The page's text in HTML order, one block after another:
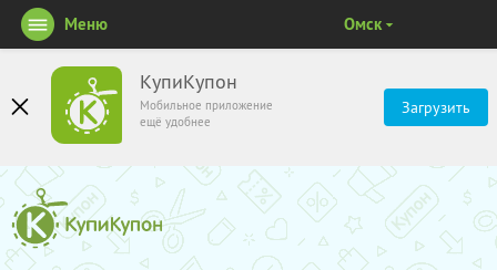
КупиКупон
Мобильное приложение
ещё удобнее
Загрузить
Меню Омск